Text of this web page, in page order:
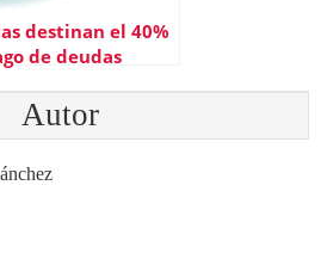
destinan el 40%
de deudas
Autor